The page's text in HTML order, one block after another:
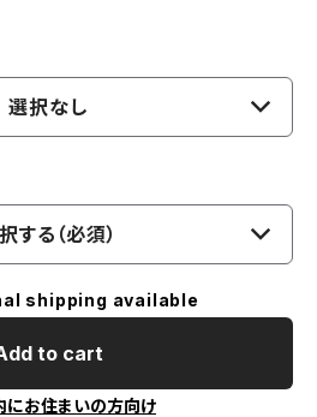
選択なし
する（必須）
shipping available
to cart
にお住まいの方向け